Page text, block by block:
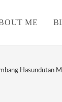
ME
Hasundutan